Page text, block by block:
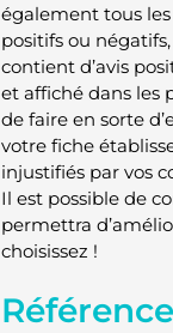
également tous
positifs ou
contient d’avis
et affiché dans les
de faire en sorte
votre fiche
injustifiés par vos
Il est possible de
permettra
choisissez !